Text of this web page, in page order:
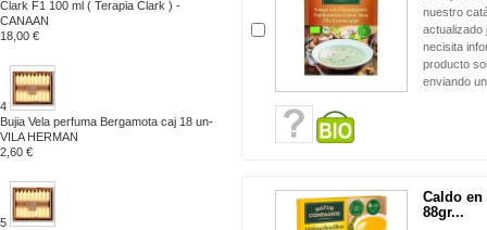
Clark F1 100 ml ( Terapia Clark ) -
CANAAN
18,00 €
4
Bujia Vela perfuma Bergamota caj 18 un-
VILA HERMAN
2,60 €
5
nuestro
actualizado
necisita
producto
enviando
Caldo
88gr...